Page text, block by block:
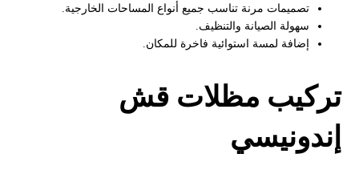
تصميمات مرنة تناسب جميع أنواع المساحات الخارجية.
سهولة الصيانة والتنظيف.
إضافة لمسة استوائية فاخرة للمكان.
تركيب مظلات قش
إندونيسي